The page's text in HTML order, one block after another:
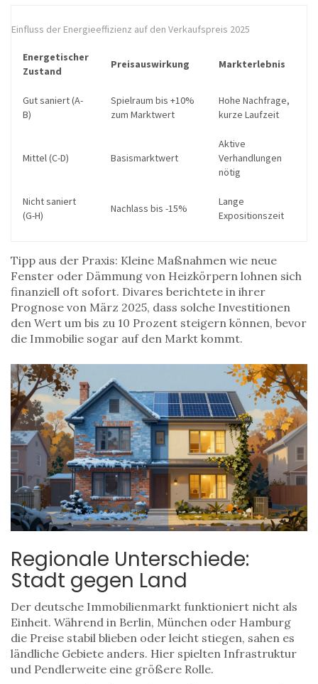
Einfluss der Energieeffizienz auf den Verkaufspreis 2025
Energetischer
Zustand
Preisauswirkung Markterlebnis
Gut saniert (A-
B)
Spielraum bis +10%
zum Marktwert
Hohe Nachfrage,
kurze Laufzeit
Mittel (C-D) Basismarktwert
Aktive
Verhandlungen
nötig
Nicht saniert
(G-H)
Nachlass bis -15%
Lange
Expositionszeit
Tipp aus der Praxis: Kleine Maßnahmen wie neue
Fenster oder Dämmung von Heizkörpern lohnen sich
finanziell oft sofort. Divares berichtete in ihrer
Prognose von März 2025, dass solche Investitionen
den Wert um bis zu 10 Prozent steigern können, bevor
die Immobilie sogar auf den Markt kommt.
Regionale Unterschiede:
Stadt gegen Land
Der deutsche Immobilienmarkt funktioniert nicht als
Einheit. Während in Berlin, München oder Hamburg
die Preise stabil blieben oder leicht stiegen, sahen es
ländliche Gebiete anders. Hier spielten Infrastruktur
und Pendlerweite eine größere Rolle.